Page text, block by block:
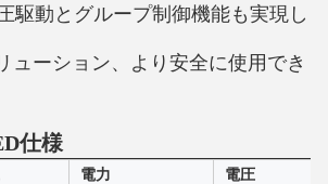
駆動とグループ制御機能も実現し
ューション、より安全に使用でき
仕様
電力 電圧